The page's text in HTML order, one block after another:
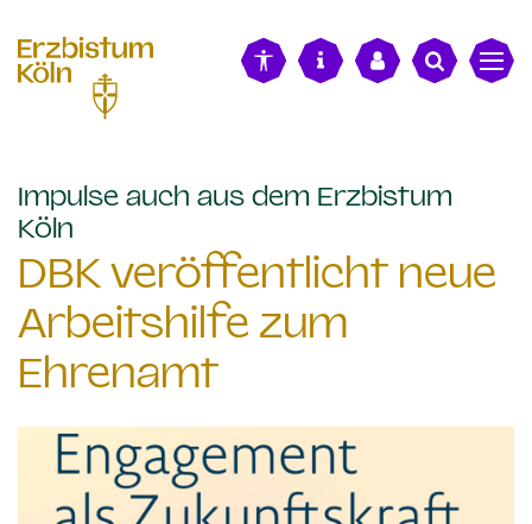
Impulse auch aus dem Erzbistum
Köln
DBK veröffentlicht neue
Arbeitshilfe zum
Ehrenamt